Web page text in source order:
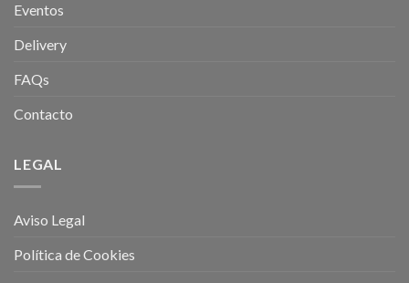
Eventos
Delivery
FAQs
Contacto
LEGAL
Aviso Legal
Política de Cookies